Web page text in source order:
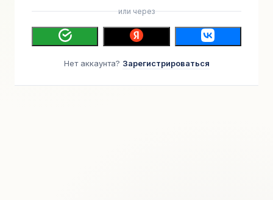
или через
Нет аккаунта? Зарегистрироваться